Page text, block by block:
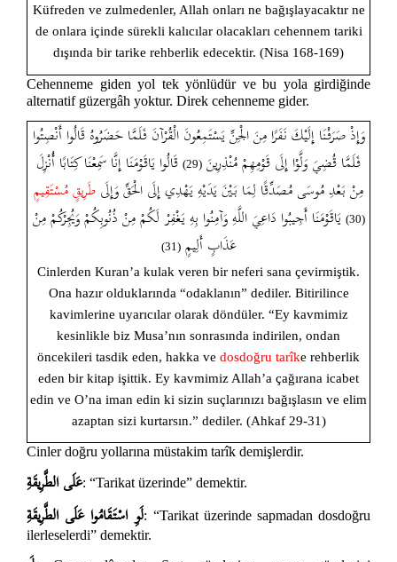
Küfreden ve zulmedenler, Allah onları ne bağışlayacaktır ne
de onlara içinde sürekli kalıcılar olacakları cehennem tariki
dışında bir tarike rehberlik edecektir. (Nisa 168-169)
Cehenneme giden yol tek yönlüdür ve bu yola girdiğinde
alternatif güzergâh yoktur. Direk cehenneme gider.
وَإِذْ صَرَفْنَا إِلَيْكَ نَفَرًا مِنَ الْجِنِّ يَسْتَمِعُونَ الْقُرْآنَ فَلَمَّا حَضَرُوهُ قَالُوا أَنْصِتُوا
فَلَمَّا قُضِيَ وَلَّوْا إِلَى قَوْمِهِمْ مُنْذِرِينَ (29)
قَالُوا يَاقَوْمَنَا إِنَّا سَمِعْنَا كِتَابًا أُنْزِلَ
مِنْ بَعْدِ مُوسَى مُصَدِّقًا لِمَا بَيْنَ يَدَيْهِ يَهْدِي إِلَى الْحَقِّ وَإِلَىطَرِيقٍمُسْتَقِيمٍ
(30)
يَاقَوْمَنَا أَجِيبُوا دَاعِيَ اللَّهِ وَآمِنُوا بِهِ يَغْفِرْ لَكُمْ مِنْ ذُنُوبِكُمْ وَيُجِرْكُمْ مِنْ
عَذَابٍ أَلِيمٍ(31)
Cinlerden Kuran’a kulak veren bir neferi sana çevirmiştik.
Ona hazır olduklarında “odaklanın” dediler. Bitirilince
kavimlerine uyarıcılar olarak döndüler. “Ey kavmimiz
kesinlikle biz Musa’nın sonrasında indirilen, ondan
öncekileri tasdik eden, hakka ve dosdoğru tarîke rehberlik
eden bir kitap işittik. Ey kavmimiz Allah’a çağırana icabet
edin ve O’na iman edin ki sizin suçlarınızı bağışlasın ve elim
azaptan sizi kurtarsın.” dediler. (Ahkaf 29-31)
Cinler doğru yollarına müstakim tarîk demişlerdir.
عَلَى الطَّرِيقَةِ: “Tarikat üzerinde” demektir.
لَوِ اسْتَقَامُوا عَلَى الطَّرِيقَةِ: “Tarikat üzerinde sapmadan dosdoğru
ilerleselerdi” demektir.